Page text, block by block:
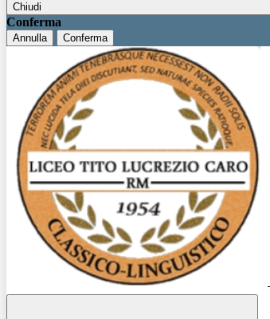
Chiudi
Conferma
Annulla Conferma